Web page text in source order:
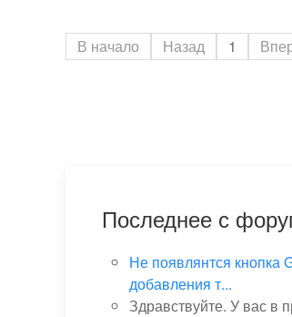
В начало Назад 1
Последнее с
Не появлянтся кнопка
добавления т...
Здравствуйте. У вас в